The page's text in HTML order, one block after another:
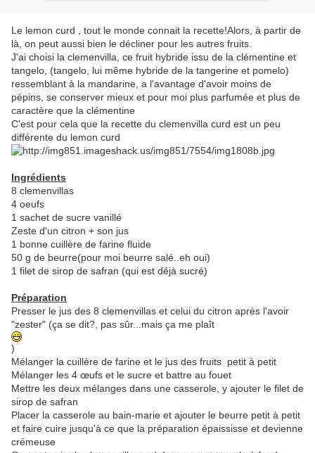
Le lemon curd , tout le monde connait la recette!Alors, à partir de
là, on peut aussi bien le décliner pour les autres fruits.
J'ai choisi la clemenvilla, ce fruit hybride issu de la clémentine et
tangelo, (tangelo, lui même hybride de la tangerine et pomelo)
ressemblant à la mandarine, a l'avantage d'avoir moins de
pépins, se conserver mieux et pour moi plus parfumée et plus de
caractère que la clémentine
C'est pour cela que la recette du clemenvilla curd est un peu
différente du lemon curd
Ingrédients
8 clemenvillas
4 oeufs
1 sachet de sucre vanillé
Zeste d'un citron + son jus
1 bonne cuillère de farine fluide
50 g de beurre(pour moi beurre salé..eh oui)
1 filet de sirop de safran (qui est déjà sucré)
Préparation
Presser le jus des 8 clemenvillas et celui du citron après l'avoir
"zester" (ça se dit?, pas sûr...mais ça me plaît
)
Mélanger la cuillère de farine et le jus des fruits petit à petit
Mélanger les 4 œufs et le sucre et battre au fouet
Mettre les deux mélanges dans une casserole, y ajouter le filet de
sirop de safran
Placer la casserole au bain-marie et ajouter le beurre petit à petit
et faire cuire jusqu'à ce que la préparation épaississe et devienne
crémeuse